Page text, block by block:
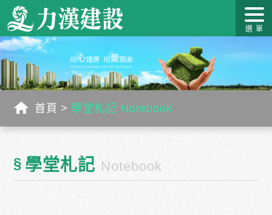
關於力
漢
最新消
息
作品介
紹
力漢學
堂
幸福工
藝
客戶服
首頁 學堂札記 Notebook
§ 學堂札記 Notebook